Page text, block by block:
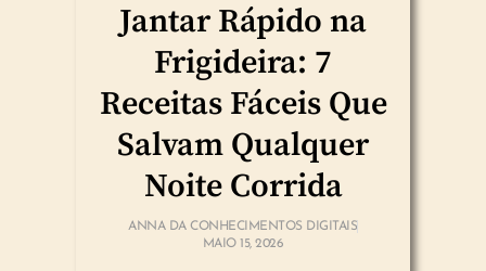
Jantar Rápido na
Frigideira: 7
Receitas Fáceis Que
Salvam Qualquer
Noite Corrida
ANNA DA CONHECIMENTOS DIGITAIS
MAIO 15, 2026